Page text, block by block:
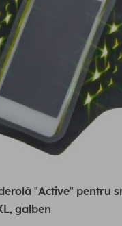
"Active" pentru
galben